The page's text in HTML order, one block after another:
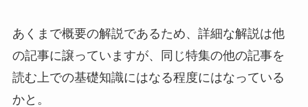
あくまで概要の解説であるため、詳細な解説は他
の記事に譲っていますが、同じ特集の他の記事を
読む上での基礎知識にはなる程度にはなっている
かと。